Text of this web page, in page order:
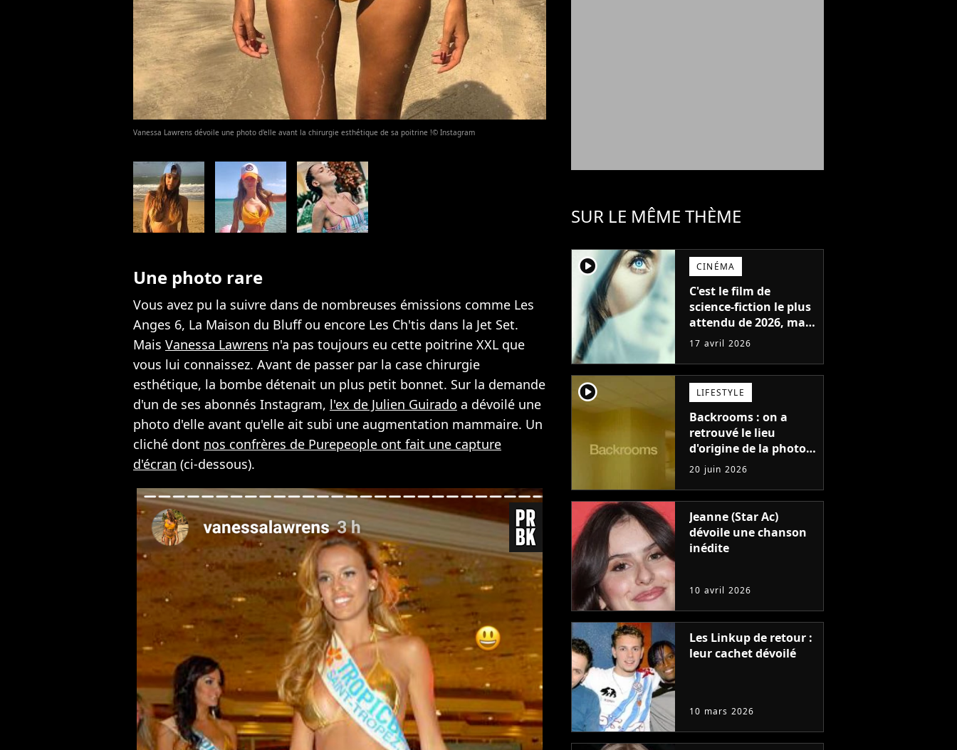
Vanessa Lawrens dévoile une photo d'elle avant la chirurgie esthétique de sa poitrine !© Instagram
Une photo rare
Vous avez pu la suivre dans de nombreuses émissions comme Les
Anges 6, La Maison du Bluff ou encore Les Ch'tis dans la Jet Set.
Mais Vanessa Lawrens n'a pas toujours eu cette poitrine XXL que
vous lui connaissez. Avant de passer par la case chirurgie
esthétique, la bombe détenait un plus petit bonnet. Sur la demande
d'un de ses abonnés Instagram, l'ex de Julien Guirado a dévoilé une
photo d'elle avant qu'elle ait subi une augmentation mammaire. Un
cliché dont nos confrères de Purepeople ont fait une capture
d'écran (ci-dessous).
SUR LE MÊME THÈME
player2 CINÉMA
C'est le film de
science-fiction le plus
attendu de 2026, mais
son réalisateur refuse
en dévoilant les
images avant sa
sortie
17 avril 2026
player2 LIFESTYLE
Backrooms : on a
retrouvé le lieu
d'origine de la photo
qui a rendu fou
Internet avant de
braquer le cinéma
20 juin 2026
Jeanne (Star Ac)
dévoile une chanson
inédite
10 avril 2026
Les Linkup de retour :
leur cachet dévoilé
10 mars 2026